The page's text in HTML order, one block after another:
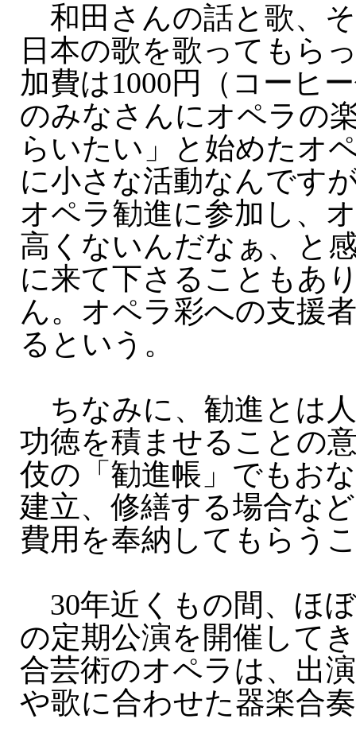
和田さんの話と歌、
日本の歌を歌ってもら
加費は1000円（コーヒ
のみなさんにオペラの
らいたい」と始めたオ
に小さな活動なんです
オペラ勧進に参加し、
高くないんだなぁ、と
に来て下さることもあ
ん。オペラ彩への支援
るという。
ちなみに、勧進とは
功徳を積ませることの
伎の「勧進帳」でもお
建立、修繕する場合な
費用を奉納してもらう
30年近くもの間、ほ
の定期公演を開催して
合芸術のオペラは、出
や歌に合わせた器楽合